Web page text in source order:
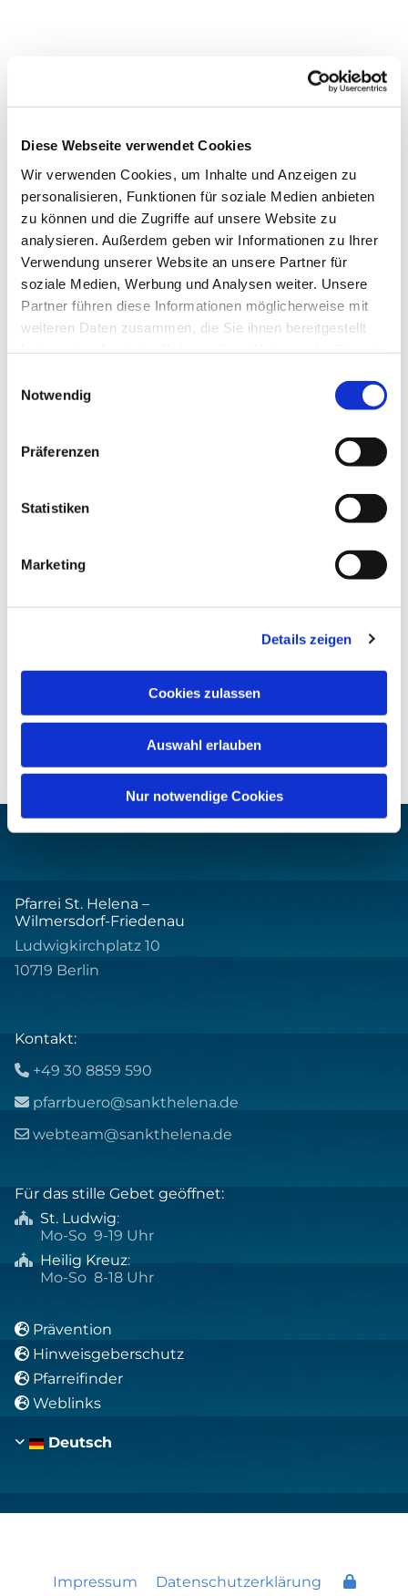
Diese Webseite verwendet Cookies
Wir verwenden Cookies, um Inhalte und Anzeigen zu
personalisieren, Funktionen für soziale Medien anbieten
zu können und die Zugriffe auf unsere Website zu
analysieren. Außerdem geben wir Informationen zu Ihrer
Verwendung unserer Website an unsere Partner für
soziale Medien, Werbung und Analysen weiter. Unsere
Partner führen diese Informationen möglicherweise mit
weiteren Daten zusammen, die Sie ihnen bereitgestellt
Notwendig
Präferenzen
Statistiken
Marketing
Details zeigen
Cookies zulassen
Auswahl erlauben
Nur notwendige Cookies
Dies könnte Sie auch
interessieren
Pfarrei St. Helena –
Wilmersdorf-Friedenau
Ludwigkirchplatz 10
10719 Berlin
Kontakt:
 +49 30 8859 590
 pfarrbuero@sankthelena.de
 webteam@sankthelena.de
Für das stille Gebet geöffnet:
 St. Ludwig:
Mo-So 9-19 Uhr
 Heilig Kreuz:
Mo-So 8-18 Uhr
 Prävention
 Hinweisgeberschutz
 Pfarreifinder
 Weblinks
Deutsch
Impressum Datenschutzerklärung